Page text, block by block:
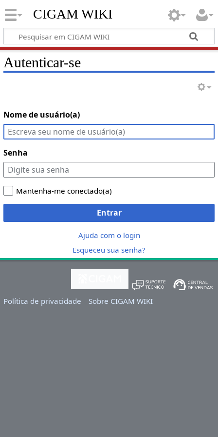
CIGAM WIKI
Autenticar-se
Nome de usuário(a)
Senha
Mantenha-me conectado(a)
Entrar
Ajuda com o login
Esqueceu sua senha?
Política de privacidade Sobre CIGAM WIKI